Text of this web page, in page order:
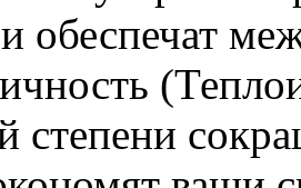
обеспечат
степени